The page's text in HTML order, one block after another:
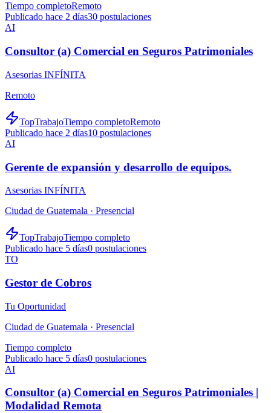
Tiempo completoRemoto
Publicado hace 2 días30 postulaciones
AI
Consultor (a) Comercial en Seguros Patrimoniales
Asesorias INFÍNITA
Remoto
TopTrabajoTiempo completoRemoto
Publicado hace 2 días10 postulaciones
AI
Gerente de expansión y desarrollo de equipos.
Asesorias INFÍNITA
Ciudad de Guatemala · Presencial
TopTrabajoTiempo completo
Publicado hace 5 días0 postulaciones
TO
Gestor de Cobros
Tu Oportunidad
Ciudad de Guatemala · Presencial
Tiempo completo
Publicado hace 5 días0 postulaciones
AI
Consultor (a) Comercial en Seguros Patrimoniales |
Modalidad Remota